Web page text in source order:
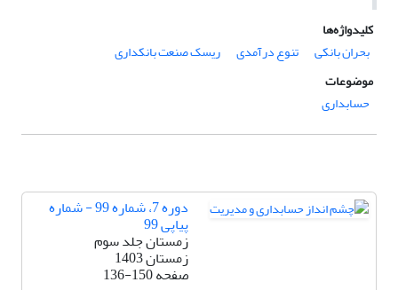
کلیدواژه‌ها
بحران بانکی
تنوع درآمدی
ریسک صنعت بانکداری
موضوعات
حسابداری
دوره 7، شماره 99 - شماره
پیاپی 99
زمستان جلد سوم
زمستان 1403
صفحه136-150